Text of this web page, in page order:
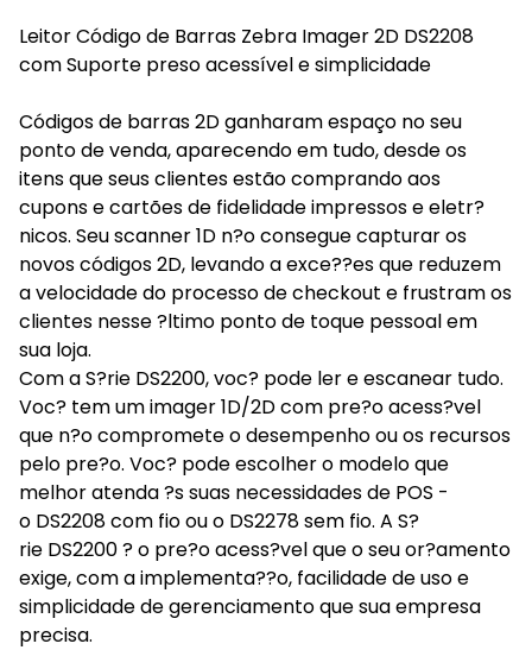
Leitor Código de Barras Zebra Imager 2D DS2208
com Suporte preso acessível e simplicidade
Códigos de barras 2D ganharam espaço no seu
ponto de venda, aparecendo em tudo, desde os
itens que seus clientes estão comprando aos
cupons e cartões de fidelidade impressos e eletr?
nicos. Seu scanner 1D n?o consegue capturar os
novos códigos 2D, levando a exce??es que reduzem
a velocidade do processo de checkout e frustram os
clientes nesse ?ltimo ponto de toque pessoal em
sua loja.
Com a S?rie DS2200, voc? pode ler e escanear tudo.
Voc? tem um imager 1D/2D com pre?o acess?vel
que n?o compromete o desempenho ou os recursos
pelo pre?o. Voc? pode escolher o modelo que
melhor atenda ?s suas necessidades de POS -
o DS2208 com fio ou o DS2278 sem fio. A S?
rie DS2200 ? o pre?o acess?vel que o seu or?amento
exige, com a implementa??o, facilidade de uso e
simplicidade de gerenciamento que sua empresa
precisa.